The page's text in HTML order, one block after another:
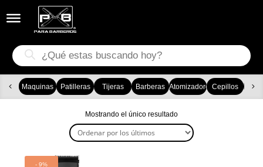
Búsqueda
de
productos
Maquinas Patilleras Tijeras Barberas AtomizadoresCepillos
Mostrando el único resultado
- 9%